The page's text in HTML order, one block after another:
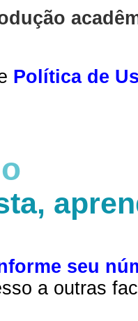
Política de
seu
a outras